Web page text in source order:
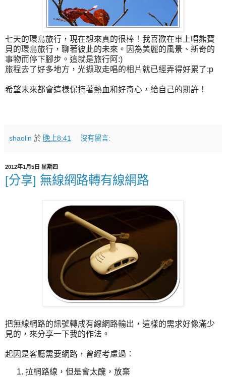
七天的環島旅行，現在想來真的很棒！我喜歡在車上唱熊寶
貝的環島旅行，聊著彼此的未來。因為美麗的風景、新奇的
事物而停下腳步。這就是旅行阿:)
旅程去了好多地方，光擷取走唱的相片就已經弄得好累了:p
希望未來都會這樣保持著熱血和好奇心，給自己的期許！
shaolin 於 晚上8:41 沒有留言:
2012年1月5日 星期四
[分享] 無線網路轉有線網路
把無線網路的訊號轉成有線網路輸出，這樣的需求好像滿少
見的，來分享一下我的作法。
起因是客廳需要網路，曾經考慮過：
拉網路線，但是會太醜，放棄